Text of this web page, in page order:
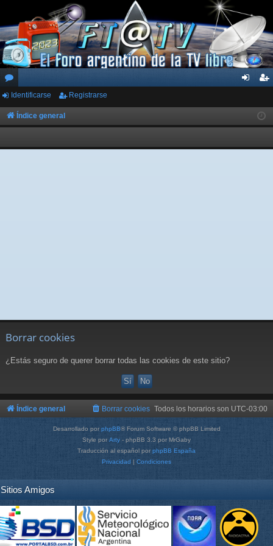
or
os
ar
ist
rs
Identificarse Registrarse
Índice general
Borrar cookies
¿Estás seguro de querer borrar todas las cookies de este sitio?
Índice general Todos los horarios son UTC-03:00
Borrar cookies
Desarrollado porphpBB® Forum Software © phpBB Limited
Style por Arty - phpBB 3.3 por MrGaby
Traducción al español por phpBB España
Privacidad | Condiciones
Sitios Amigos